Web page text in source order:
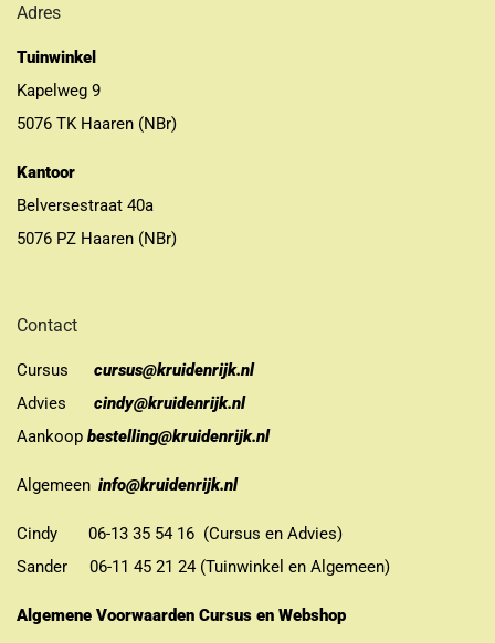
Adres
Tuinwinkel
Kapelweg 9
5076 TK Haaren (NBr)
Kantoor
Belversestraat 40a
5076 PZ Haaren (NBr)
Contact
Cursus
cursus@kruidenrijk.nl
Advies
cindy@kruidenrijk.nl
Aankoop bestelling@kruidenrijk.nl
Algemeen info@kruidenrijk.nl
Cindy 06-13 35 54 16 (Cursus en Advies)
Sander 06-11 45 21 24 (Tuinwinkel en Algemeen)
Algemene Voorwaarden Cursus en Webshop